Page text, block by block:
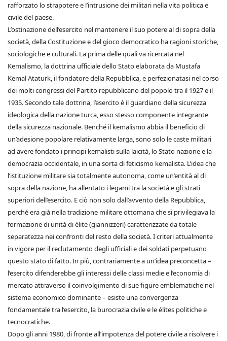
rafforzato lo strapotere e l’intrusione dei militari nella vita politica e
civile del paese.
L’ostinazione dell’esercito nel mantenere il suo potere al di sopra della
società, della Costituzione e del gioco democratico ha ragioni storiche,
sociologiche e culturali. La prima delle quali va ricercata nel
Kemalismo, la dottrina ufficiale dello Stato elaborata da Mustafa
Kemal Ataturk, il fondatore della Repubblica, e perfezionatasi nel corso
dei molti congressi del Partito repubblicano del popolo tra il 1927 e il
1935. Secondo tale dottrina, l’esercito è il guardiano della sicurezza
ideologica della nazione turca, esso stesso componente integrante
della sicurezza nazionale. Benché il kemalismo abbia il beneficio di
un’adesione popolare relativamente larga, sono solo le caste militari
ad avere fondato i principi kemalisti sulla laicità, lo Stato nazione e la
democrazia occidentale, in una sorta di feticismo kemalista. L’idea che
l’istituzione militare sia totalmente autonoma, come un’entità al di
sopra della nazione, ha allentato i legami tra la società e gli strati
superiori dell’esercito. E ciò non solo dall’avvento della Repubblica,
perché era già nella tradizione militare ottomana che si privilegiava la
formazione di unità di élite (giannizzeri) caratterizzate da totale
separatezza nei confronti del resto della società. I criteri attualmente
in vigore per il reclutamento degli ufficiali e dei soldati perpetuano
questo stato di fatto. In più, contrariamente a un’idea preconcetta –
l’esercito difenderebbe gli interessi delle classi medie e l’economia di
mercato attraverso il coinvolgimento di sue figure emblematiche nel
sistema economico dominante – esiste una convergenza
fondamentale tra l’esercito, la burocrazia civile e le élites politiche e
tecnocratiche.
Dopo gli anni 1980, di fronte all’impotenza del potere civile a risolvere i